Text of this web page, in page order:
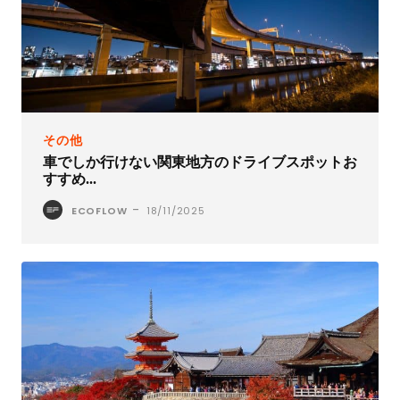
その他
車でしか行けない関東地方のドライブスポットお
すすめ...
ECOFLOW - 18/11/2025